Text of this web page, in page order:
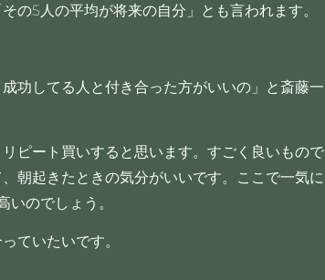
の5人の平均が将来の自分」とも言われます。
功してる人と付き合った方がいいの」と斎藤一
ピート買いすると思います。すごく良いもので
朝起きたときの気分がいいです。ここで一気に
のでしょう。
ていたいです。